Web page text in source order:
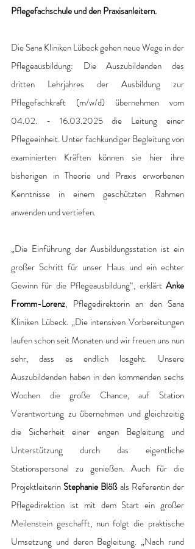
Pflegefachschule und den Praxisanleitern.
Die Sana Kliniken Lübeck gehen neue Wege in der
Pflegeausbildung: Die Auszubildenden des
dritten Lehrjahres der Ausbildung zur
Pflegefachkraft (m/w/d) übernehmen vom
04.02. - 16.03.2025 die Leitung einer
Pflegeeinheit. Unter fachkundiger Begleitung von
examinierten Kräften können sie hier ihre
bisherigen in Theorie und Praxis erworbenen
Kenntnisse in einem geschützten Rahmen
anwenden und vertiefen.
„Die Einführung der Ausbildungsstation ist ein
großer Schritt für unser Haus und ein echter
Gewinn für die Pflegeausbildung“, erklärt Anke
Fromm-Lorenz, Pflegedirektorin an den Sana
Kliniken Lübeck. „Die intensiven Vorbereitungen
laufen schon seit Monaten und wir freuen uns nun
sehr, dass es endlich losgeht. Unsere
Auszubildenden haben in den kommenden sechs
Wochen die große Chance, auf Station
Verantwortung zu übernehmen und gleichzeitig
die Sicherheit einer engen Begleitung und
Unterstützung durch das eigentliche
Stationspersonal zu genießen. Auch für die
Projektleiterin Stephanie Blöß als Referentin der
Pflegedirektion ist mit dem Start ein großer
Meilenstein geschafft, nun folgt die praktische
Umsetzung und deren Begleitung. „Nach rund